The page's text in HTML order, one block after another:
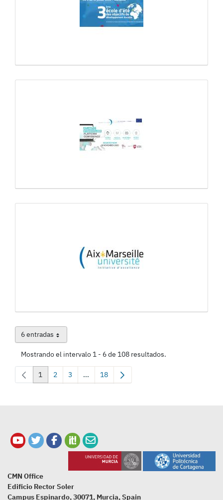
6 entradasPor página
Mostrando el intervalo 1 - 6 de 108 resultados.
Página
1 Página
2 Página
3 ...Páginas intermedias Use TAB para
Página
18
CMN Office
Edificio Rector Soler
Campus Espinardo, 30071, Murcia, Spain